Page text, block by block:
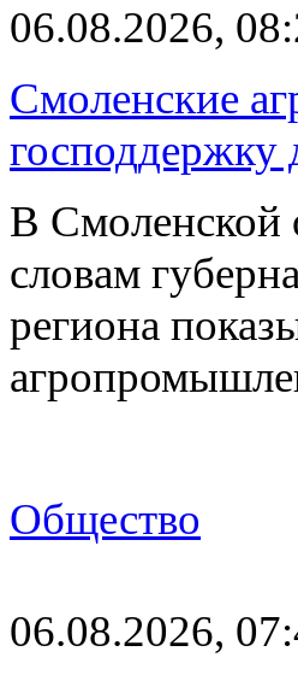
06.08.2026,
Смоленские
господдержку
В Смоленской
словам
региона
Общество
06.08.2026,